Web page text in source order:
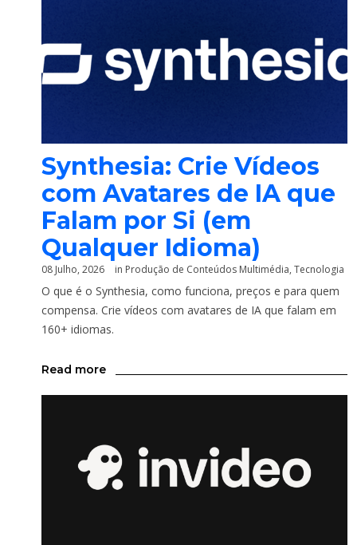
Synthesia: Crie Vídeos
com Avatares de IA que
Falam por Si (em
Qualquer Idioma)
08 Julho, 2026 in Produção de Conteúdos Multimédia, Tecnologia
O que é o Synthesia, como funciona, preços e para quem
compensa. Crie vídeos com avatares de IA que falam em
160+ idiomas.
Read more